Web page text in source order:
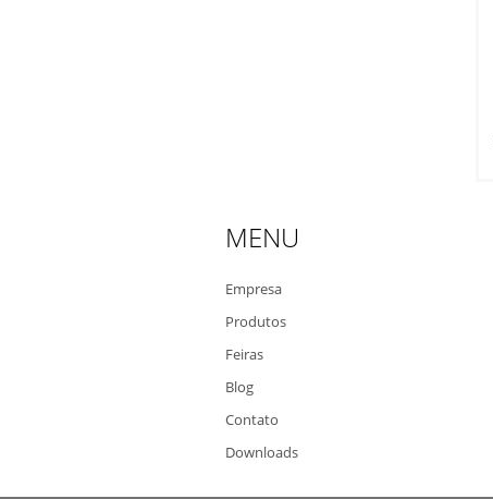
MENU
Empresa
Produtos
Feiras
Blog
Contato
Downloads